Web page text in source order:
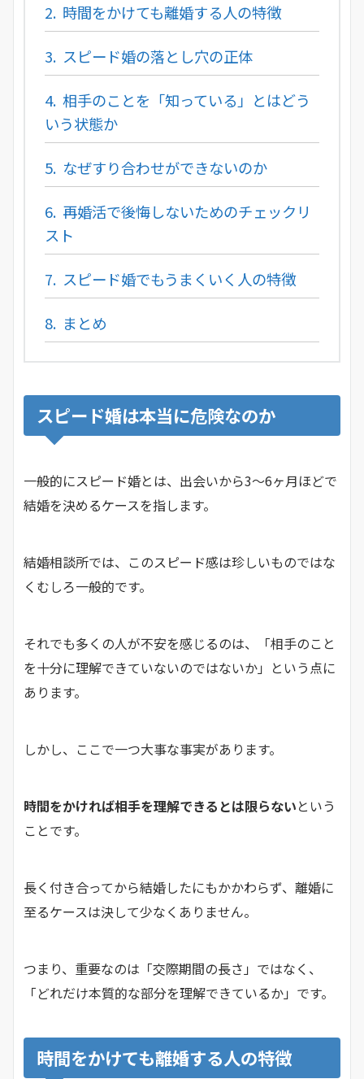
2. 時間をかけても離婚する人の特徴
3. スピード婚の落とし穴の正体
4. 相手のことを「知っている」とはどう
いう状態か
5. なぜすり合わせができないのか
6. 再婚活で後悔しないためのチェックリ
スト
7. スピード婚でもうまくいく人の特徴
8. まとめ
スピード婚は本当に危険なのか
一般的にスピード婚とは、出会いから3〜6ヶ月ほどで
結婚を決めるケースを指します。
結婚相談所では、このスピード感は珍しいものではな
くむしろ一般的です。
それでも多くの人が不安を感じるのは、「相手のこと
を十分に理解できていないのではないか」という点に
あります。
しかし、ここで一つ大事な事実があります。
時間をかければ相手を理解できるとは限らないという
ことです。
長く付き合ってから結婚したにもかかわらず、離婚に
至るケースは決して少なくありません。
つまり、重要なのは「交際期間の長さ」ではなく、
「どれだけ本質的な部分を理解できているか」です。
時間をかけても離婚する人の特徴